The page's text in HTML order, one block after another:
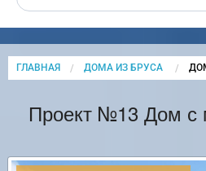
ГЛАВНАЯ ДОМА ИЗ БРУСА
Проект №13 Дом с